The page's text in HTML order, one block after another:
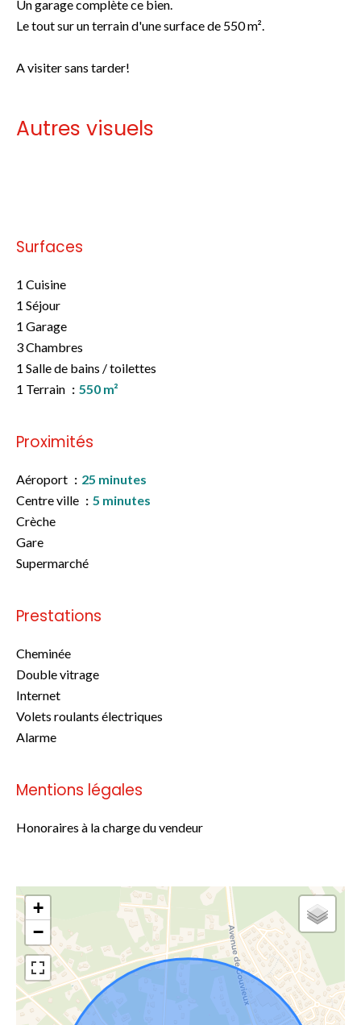
Un garage complète ce bien.
Le tout sur un terrain d'une surface de 550 m².
A visiter sans tarder!
Autres visuels
Surfaces
1 Cuisine
1 Séjour
1 Garage
3 Chambres
1 Salle de bains / toilettes
1 Terrain
550 m²
Proximités
Aéroport
25 minutes
Centre ville
5 minutes
Crèche
Gare
Supermarché
Prestations
Cheminée
Double vitrage
Internet
Volets roulants électriques
Alarme
Mentions légales
Honoraires à la charge du vendeur
+
−